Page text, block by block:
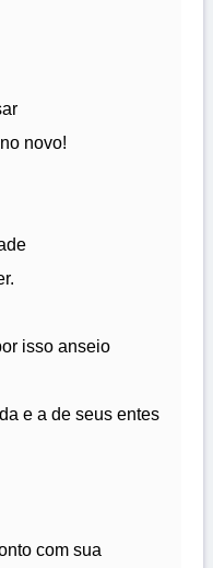
novo!
isso anseio
e a de seus entes
com sua